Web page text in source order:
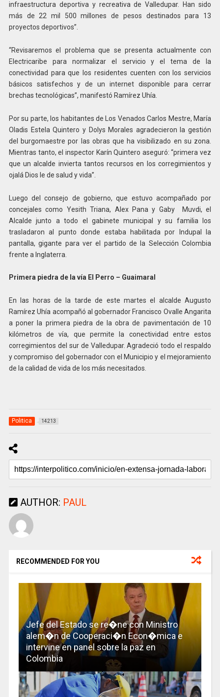
infraestructura deportiva y recreativa de Valledupar. Han sido
más de 22 mil 500 millones de pesos destinados para 13
proyectos deportivos”.
“Revisaremos el problema que se presenta actualmente con
Electricaribe para normalizar el servicio y el tema de la
conectividad para que los residentes cuenten con los servicios
básicos satisfechos y de un internet disponible para cerrar
brechas tecnológicas”, manifestó Ramírez Uhía.
Por su parte, los habitantes de Los Venados Carlos Mestre, María
Oladis Estela Quintero y Dolys Morales agradecieron la gestión
del burgomaestre por las obras que ha visibilizado en su zona.
Mientras tanto, el inspector Karín Quintero aseguró: “primera vez
que un alcalde invierta tantos recursos en los corregimientos y
ojalá Dios le de salud y vida”.
Luego del consejo de gobierno, que estuvo acompañado por
concejales como Yesith Triana, Alex Pana y Gaby Muvdi, el
Alcalde junto a todo el gabinete municipal y su familia los
trasladaron al punto donde estaba habilitada por Indupal la
pantalla, gigante para ver el partido de la Selección Colombia
frente a Inglaterra.
Primera piedra de la vía El Perro – Guaimaral
En las horas de la tarde de este martes el alcalde Augusto
Ramírez Uhía acompañó al gobernador Francisco Ovalle Angarita
a poner la primera piedra de la obra de pavimentación de 10
kilómetros de vía, que permite la conectividad entre estos
corregimientos del sur de Valledupar. Agradeció todo el respaldo
y compromiso del gobernador con el Municipio y el mejoramiento
de la calidad de vida de los más necesitados.
Politica 14213
AUTHOR: PAUL
RECOMMENDED FOR YOU
Jefe del Estado se re�ne con Ministro
alem�n de Cooperaci�n Econ�mica e
intervine en panel sobre la paz en
Colombia